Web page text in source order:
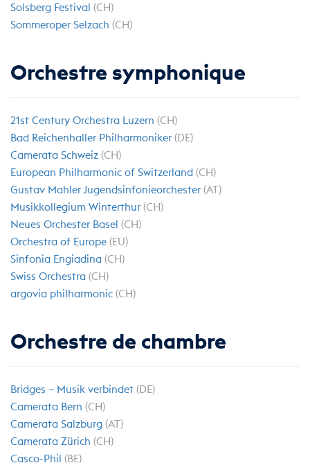
Solsberg Festival (CH)
Sommeroper Selzach (CH)
Orchestre symphonique
21st Century Orchestra Luzern (CH)
Bad Reichenhaller Philharmoniker(DE)
Camerata Schweiz (CH)
European Philharmonic of Switzerland (CH)
Gustav Mahler Jugendsinfonieorchester(AT)
Musikkollegium Winterthur(CH)
Neues Orchester Basel (CH)
Orchestra of Europe (EU)
Sinfonia Engiadina (CH)
Swiss Orchestra (CH)
argovia philharmonic (CH)
Orchestre de chambre
Bridges – Musik verbindet (DE)
Camerata Bern (CH)
Camerata Salzburg (AT)
Camerata Zürich (CH)
Casco-Phil (BE)